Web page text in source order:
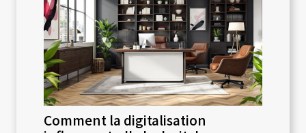
Comment la digitalisation